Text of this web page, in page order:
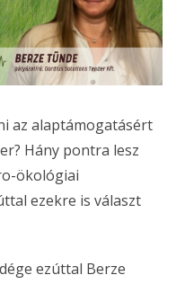
az alaptámogatásért
Hány pontra lesz
ökológiai
ezekre is választ
ezúttal Berze